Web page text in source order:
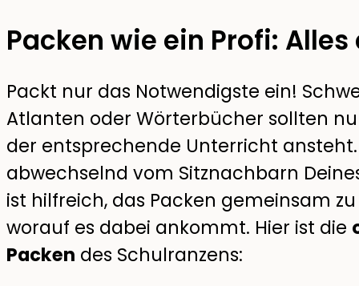
Packen wie ein Profi:
Packt nur das Notwendigste ein!
Atlanten oder Wörterbücher sollten
der entsprechende Unterricht
abwechselnd vom Sitznachbarn
ist hilfreich, das Packen gemeinsam
worauf es dabei ankommt. Hier ist die
Packen des Schulranzens: